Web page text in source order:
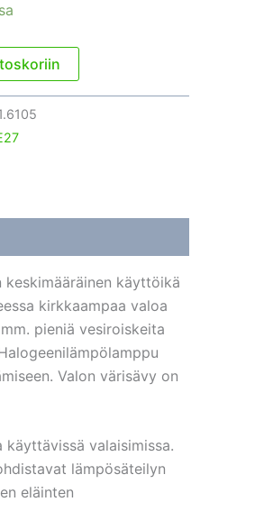
käyttöikä
kirkkaampaa valoa
pieniä vesiroiskeita
Valon värisävy on
valaisimissa.
lämpösäteilyn
eläinten